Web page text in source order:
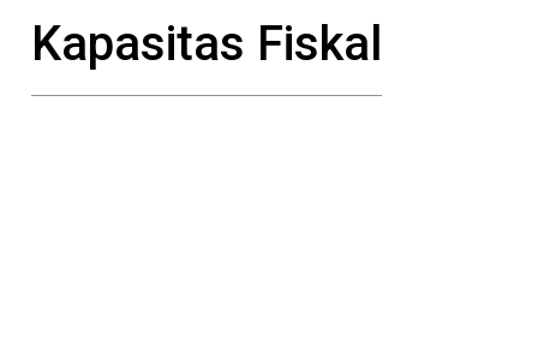
Kapasitas Fiskal